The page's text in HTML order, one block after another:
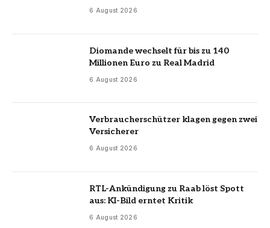
6 August 2026
Diomande wechselt für bis zu 140
Millionen Euro zu Real Madrid
6 August 2026
Verbraucherschützer klagen gegen zwei
Versicherer
6 August 2026
RTL-Ankündigung zu Raab löst Spott
aus: KI-Bild erntet Kritik
6 August 2026